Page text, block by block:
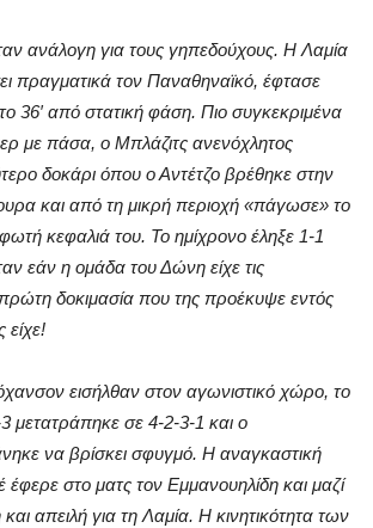
ανάλογη για τους γηπεδούχους. Η Λαμία
πραγματικά τον Παναθηναϊκό, έφτασε
36′ από στατική φάση. Πιο συγκεκριμένα
με πάσα, ο Μπλάζιτς ανενόχλητος
δοκάρι όπου ο Αντέτζο βρέθηκε στην
και από τη μικρή περιοχή «πάγωσε» το
κεφαλιά του. Το ημίχρονο έληξε 1-1
εάν η ομάδα του Δώνη είχε τις
δοκιμασία που της προέκυψε εντός
είχε!
εισήλθαν στον αγωνιστικό χώρο, το
μετατράπηκε σε 4-2-3-1 και ο
να βρίσκει σφυγμό. Η αναγκαστική
έφερε στο ματς τον Εμμανουηλίδη και μαζί
απειλή για τη Λαμία. Η κινητικότητα των